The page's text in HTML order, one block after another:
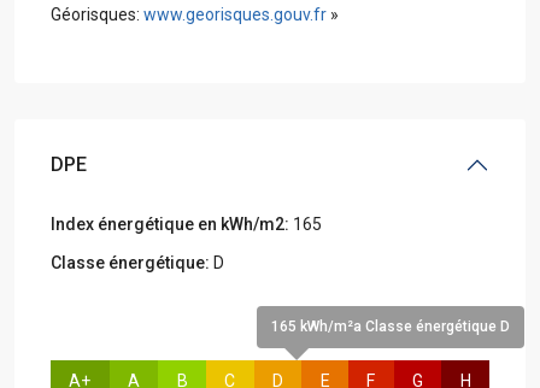
Géorisques: www.georisques.gouv.fr »
DPE
Index énergétique en kWh/m2: 165
Classe énergétique: D
A+ A B C
165 kWh/m²a Classe énergétique D
D E F G H